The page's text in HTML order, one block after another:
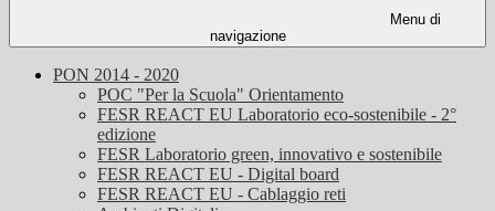
Menu di
navigazione
PON 2014 - 2020
POC "Per la Scuola" Orientamento
FESR REACT EU Laboratorio eco-sostenibile - 2°
edizione
FESR Laboratorio green, innovativo e sostenibile
FESR REACT EU - Digital board
FESR REACT EU - Cablaggio reti